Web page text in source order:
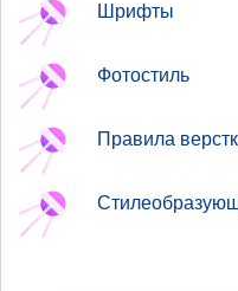
Шрифты
Фотостиль
Правила